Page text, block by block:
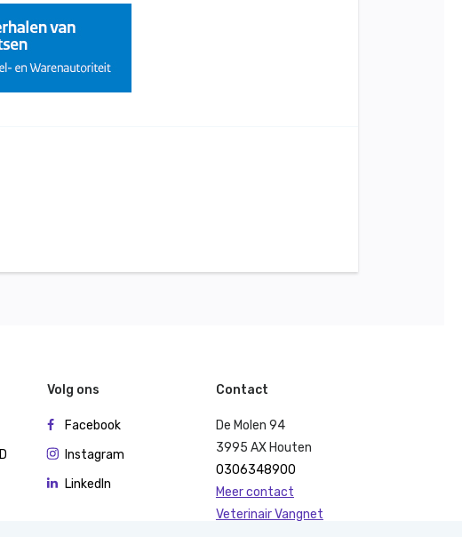
Volg ons
Facebook
Instagram
LinkedIn
Contact
De Molen 94
3995 AX Houten
0306348900
Meer contact
Veterinair Vangnet